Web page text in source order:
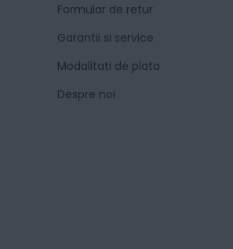
Formular de retur
Garantii si service
Modalitati de plata
Despre noi